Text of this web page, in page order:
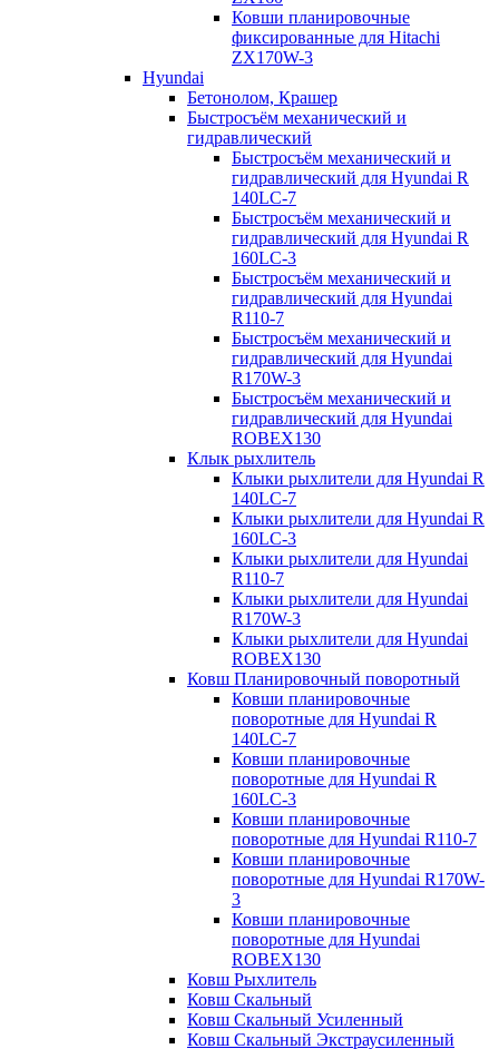
Ковши планировочные
фиксированные для Hitachi
ZX170W-3
Hyundai
Бетонолом, Крашер
Быстросъём механический и
гидравлический
Быстросъём механический и
гидравлический для Hyundai R
140LC-7
Быстросъём механический и
гидравлический для Hyundai R
160LC-3
Быстросъём механический и
гидравлический для Hyundai
R110-7
Быстросъём механический и
гидравлический для Hyundai
R170W-3
Быстросъём механический и
гидравлический для Hyundai
ROBEX130
Клык рыхлитель
Клыки рыхлители для Hyundai R
140LC-7
Клыки рыхлители для Hyundai R
160LC-3
Клыки рыхлители для Hyundai
R110-7
Клыки рыхлители для Hyundai
R170W-3
Клыки рыхлители для Hyundai
ROBEX130
Ковш Планировочный поворотный
Ковши планировочные
поворотные для Hyundai R
140LC-7
Ковши планировочные
поворотные для Hyundai R
160LC-3
Ковши планировочные
поворотные для Hyundai R110-7
Ковши планировочные
поворотные для Hyundai R170W-
3
Ковши планировочные
поворотные для Hyundai
ROBEX130
Ковш Рыхлитель
Ковш Скальный
Ковш Скальный Усиленный
Ковш Скальный Экстраусиленный